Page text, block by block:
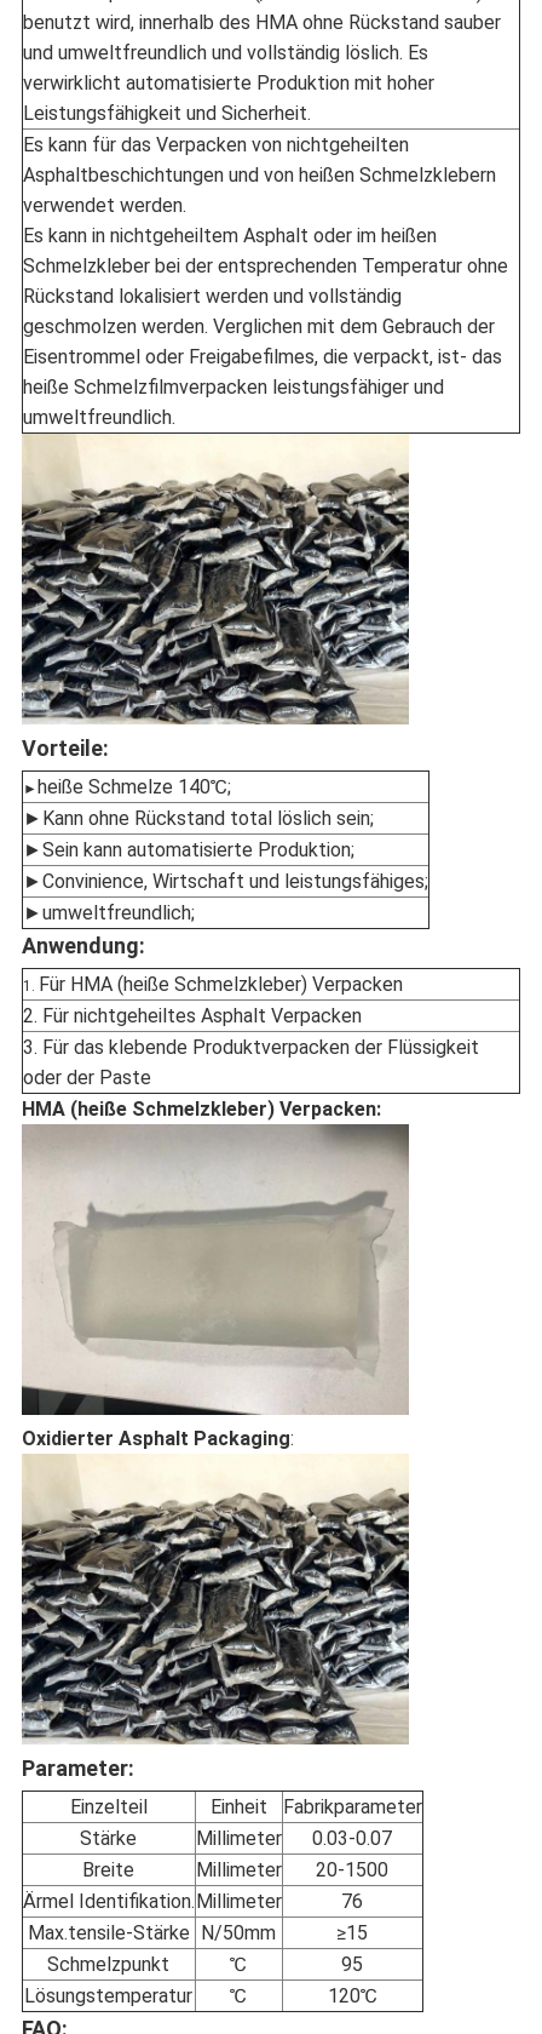
benutzt wird, innerhalb des HMA ohne Rückstand sauber
und umweltfreundlich und vollständig löslich. Es
verwirklicht automatisierte Produktion mit hoher
Leistungsfähigkeit und Sicherheit.
Es kann für das Verpacken von nichtgeheilten
Asphaltbeschichtungen und von heißen Schmelzklebern
verwendet werden.
Es kann in nichtgeheiltem Asphalt oder im heißen
Schmelzkleber bei der entsprechenden Temperatur ohne
Rückstand lokalisiert werden und vollständig
geschmolzen werden. Verglichen mit dem Gebrauch der
Eisentrommel oder Freigabefilmes, die verpackt, ist- das
heiße Schmelzfilmverpacken leistungsfähiger und
umweltfreundlich.
Vorteile:
► heiße Schmelze 140℃;
►Kann ohne Rückstand total löslich sein;
►Sein kann automatisierte Produktion;
►Convinience, Wirtschaft und leistungsfähiges;
►umweltfreundlich;
Anwendung:
1. Für HMA (heiße Schmelzkleber) Verpacken
2. Für nichtgeheiltes Asphalt Verpacken
3. Für das klebende Produktverpacken der Flüssigkeit
oder der Paste
HMA (heiße Schmelzkleber) Verpacken:
Oxidierter Asphalt Packaging:
Parameter:
Einzelteil Einheit
Fabrikparameter
Stärke
Millimeter
0.03-0.07
Breite
Millimeter
20-1500
Ärmel Identifikation. Millimeter
76
Max.tensile-Stärke
N/50mm
≥15
Schmelzpunkt
℃
95
Lösungstemperatur
℃ 120℃